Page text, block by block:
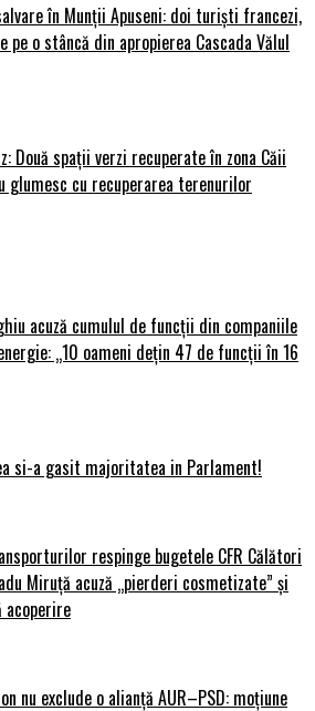
în Munții Apuseni: doi turiști francezi,
pe o stâncă din apropierea Cascada Vălul
Două spații verzi recuperate în zona Căii
glumesc cu recuperarea terenurilor
acuză cumulul de funcții din companiile
„10 oameni dețin 47 de funcții în 16
si-a gasit majoritatea in Parlament!
respinge bugetele CFR Călători
Miruță acuză „pierderi cosmetizate” și
nu exclude o alianță AUR–PSD: moțiune